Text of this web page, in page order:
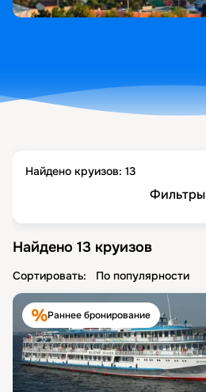
Найдено круизов: 13
Фильтры
Найдено 13 круизов
Сортировать: По популярности
Раннее бронирование